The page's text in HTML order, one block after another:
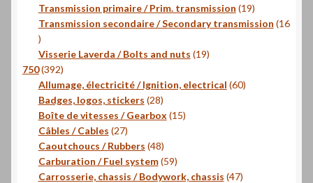
produits
Transmission primaire / Prim. transmission 1919
produits
Transmission secondaire / Secondary transmission 16
16
produits
Visserie Laverda / Bolts and nuts 1919
750 392392
produits
Allumage, électricité / Ignition, electrical 6060
Badges, logos, stickers 2828
produits
Boîte de vitesses / Gearbox 1515
Câbles / Cables 2727
produits
Caoutchoucs / Rubbers 4848
produits
Carburation / Fuel system 5959
produits
Carrosserie, chassis / Bodywork, chassis 4747